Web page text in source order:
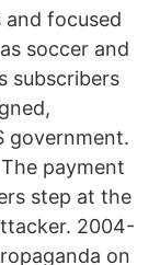
focused
soccer and
subscribers
government.
payment
step at the
2004-
on